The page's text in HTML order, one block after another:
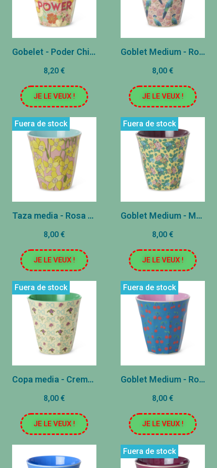
Gobelet - Poder Chica
8,20 €
JE LE VEUX !
Goblet Medium - Rose - Exótico pájaro
8,00 €
JE LE VEUX !
Fuera de stock
Taza media - Rosa - Jonquille
8,00 €
JE LE VEUX !
Fuera de stock
Goblet Medium - Mostaza - Emma
8,00 €
JE LE VEUX !
Fuera de stock
Copa media - Crema - Bouquets y Ribbons
8,00 €
JE LE VEUX !
Fuera de stock
Goblet Medium - Rose - Cherry
8,00 €
JE LE VEUX !
Fuera de stock